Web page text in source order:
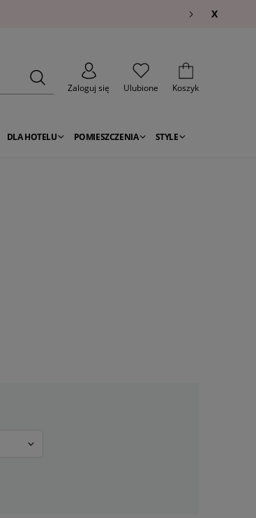
X
Zaloguj się
Ulubione Koszyk
DLA HOTELU POMIESZCZENIA STYLE